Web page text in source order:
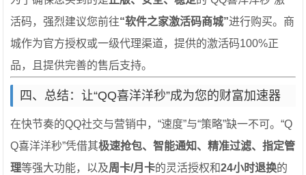
活码，强烈建议您前往“软件之家激活码商城”进行购买。商
城作为官方授权或一级代理渠道，提供的激活码100%正
品，且提供完善的售后支持。
四、总结：让“QQ喜洋洋秒”成为您的财富加速器
在快节奏的QQ社交与营销中，“速度”与“策略”缺一不可。“Q
Q喜洋洋秒”凭借其极速抢包、智能通知、精准过滤、指定管
理等强大功能，以及周卡/月卡的灵活授权和24小时退换的